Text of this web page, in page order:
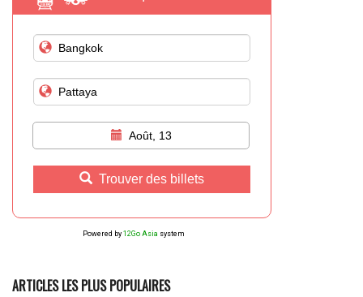
Août, 13
Trouver des billets
Powered by 12Go Asia system
ARTICLES LES PLUS POPULAIRES